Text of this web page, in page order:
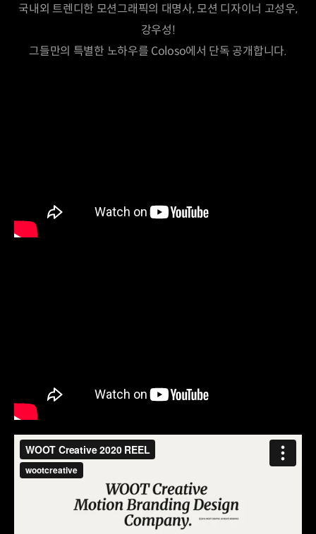
국내외 트렌디한 모션그래픽의 대명사, 모션 디자이너 고성우,
강우성!
그들만의 특별한 노하우를 Coloso에서 단독 공개합니다.